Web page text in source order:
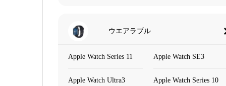
ウエアラブル
Apple Watch Series 11 Apple Watch SE3
Apple Watch Ultra3 Apple Watch Series 10